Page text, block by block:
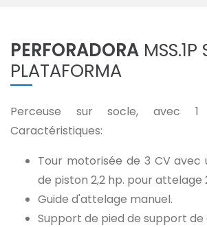
PERFORADORA MSS.1P
PLATAFORMA
Perceuse sur socle, avec
Caractéristiques:
Tour motorisée de 3 CV
de piston 2,2 hp. pour attelage
Guide d'attelage manuel.
Support de pied de support de